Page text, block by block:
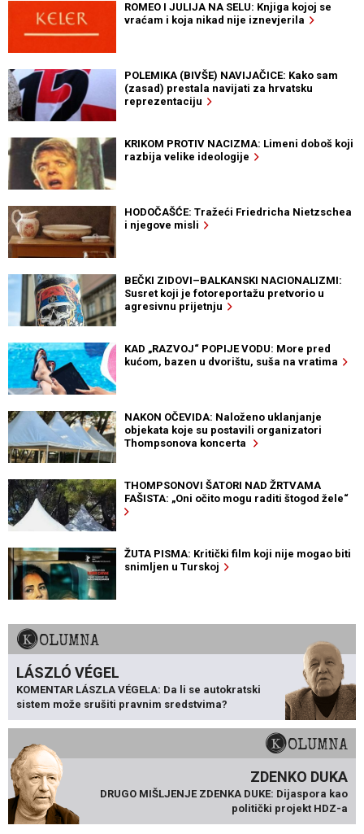
ROMEO I JULIJA NA SELU: Knjiga kojoj se
vraćam i koja nikad nije iznevjerila
POLEMIKA (BIVŠE) NAVIJAČICE: Kako sam
(zasad) prestala navijati za hrvatsku
reprezentaciju
KRIKOM PROTIV NACIZMA: Limeni doboš koji
razbija velike ideologije
HODOČAŠĆE: Tražeći Friedricha Nietzschea
i njegove misli
BEČKI ZIDOVI–BALKANSKI NACIONALIZMI:
Susret koji je fotoreportažu pretvorio u
agresivnu prijetnju
KAD „RAZVOJ“ POPIJE VODU: More pred
kućom, bazen u dvorištu, suša na vratima
NAKON OČEVIDA: Naloženo uklanjanje
objekata koje su postavili organizatori
Thompsonova koncerta
THOMPSONOVI ŠATORI NAD ŽRTVAMA
FAŠISTA: „Oni očito mogu raditi štogod žele“
ŽUTA PISMA: Kritički film koji nije mogao biti
snimljen u Turskoj
KOLUMNA
LÁSZLÓ VÉGEL
KOMENTAR LÁSZLA VÉGELA: Da li se autokratski
sistem može srušiti pravnim sredstvima?
KOLUMNA
ZDENKO DUKA
DRUGO MIŠLJENJE ZDENKA DUKE: Dijaspora kao
politički projekt HDZ-a